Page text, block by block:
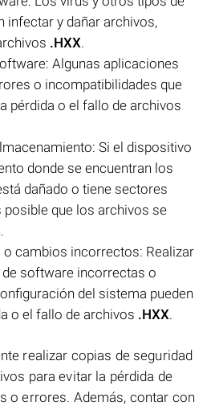
infectar y dañar archivos,
.HXX.
Algunas aplicaciones
o incompatibilidades que
pérdida o el fallo de archivos
Si el dispositivo
donde se encuentran los
dañado o tiene sectores
que los archivos se
cambios incorrectos: Realizar
software incorrectas o
del sistema pueden
o el fallo de archivos .HXX.
realizar copias de seguridad
para evitar la pérdida de
o errores. Además, contar con